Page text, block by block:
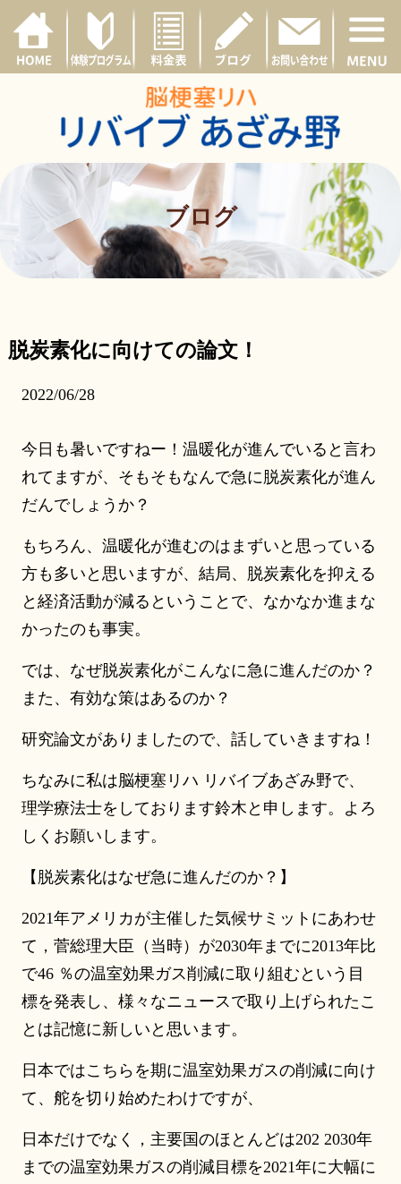
ブログ
脱炭素化に向けての論文！
2022/06/28
今日も暑いですねー！温暖化が進んでいると言わ
れてますが、そもそもなんで急に脱炭素化が進ん
だんでしょうか？
もちろん、温暖化が進むのはまずいと思っている
方も多いと思いますが、結局、脱炭素化を抑える
と経済活動が減るということで、なかなか進まな
かったのも事実。
では、なぜ脱炭素化がこんなに急に進んだのか？
また、有効な策はあるのか？
研究論文がありましたので、話していきますね！
ちなみに私は脳梗塞リハ リバイブあざみ野で、
理学療法士をしております鈴木と申します。よろ
しくお願いします。
【脱炭素化はなぜ急に進んだのか？】
2021年アメリカが主催した気候サミットにあわせ
て，菅総理大臣（当時）が2030年までに2013年比
で46 ％の温室効果ガス削減に取り組むという目
標を発表し、様々なニュースで取り上げられたこ
とは記憶に新しいと思います。
日本ではこちらを期に温室効果ガスの削減に向け
て、舵を切り始めたわけですが、
日本だけでなく，主要国のほとんどは202 2030年
までの温室効果ガスの削減目標を2021年に大幅に